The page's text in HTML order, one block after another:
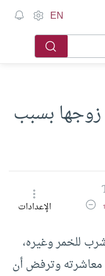
EN
زوجها بسبب
الخط
تقليل حجم الخطالإعدادات
للخمر وغيره،
معاشرته وترفض أن